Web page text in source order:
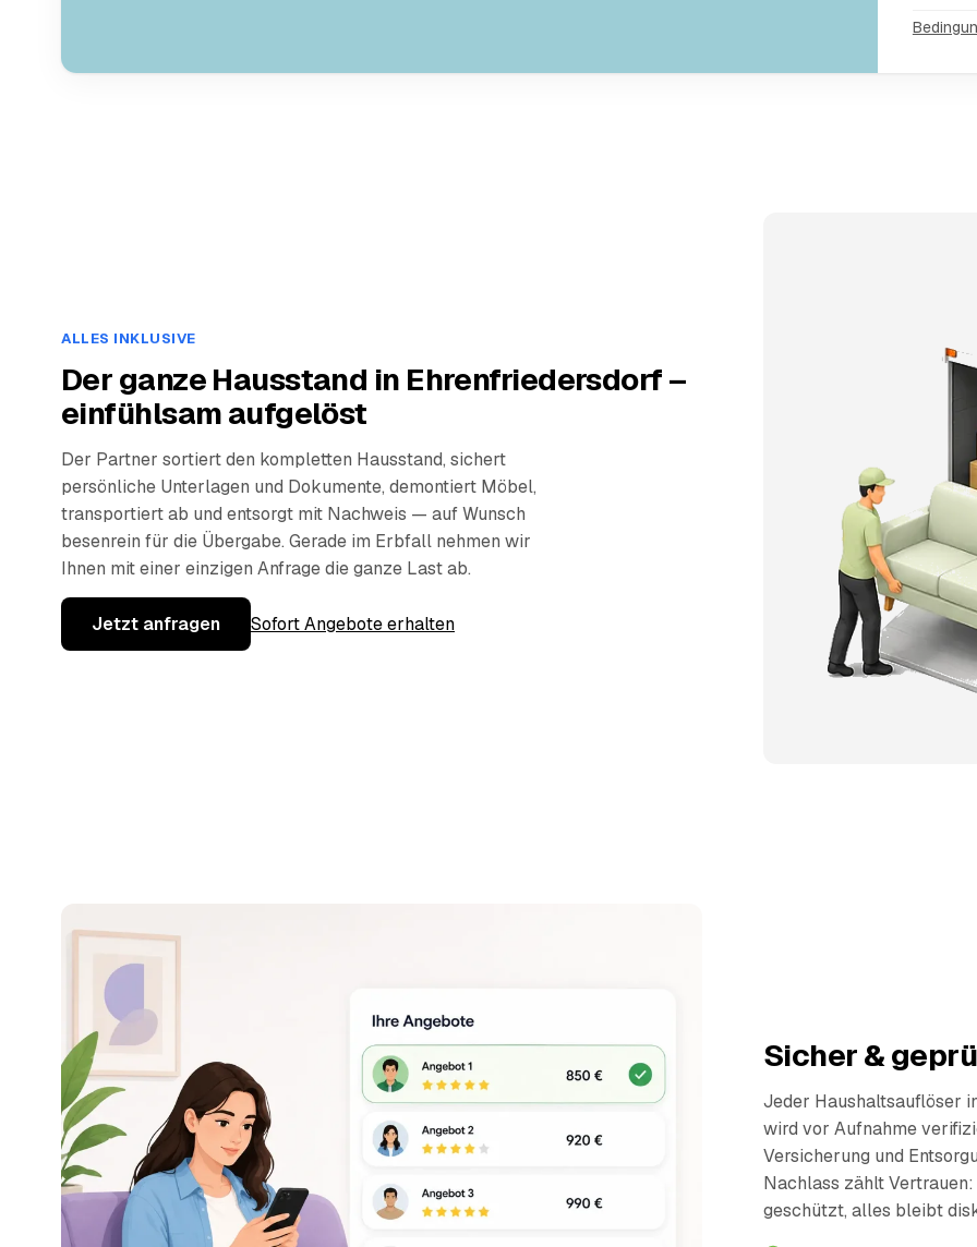
ALLES INKLUSIVE
Der ganze Hausstand in Ehrenfriedersdorf –
einfühlsam aufgelöst
Der Partner sortiert den kompletten Hausstand, sichert
persönliche Unterlagen und Dokumente, demontiert Möbel,
transportiert ab und entsorgt mit Nachweis — auf Wunsch
besenrein für die Übergabe. Gerade im Erbfall nehmen wir
Ihnen mit einer einzigen Anfrage die ganze Last ab.
Jetzt anfragen Sofort Angebote erhalten
Sicher &
Jeder Haushaltsauflöser
wird vor Aufnahme
Versicherung und
Nachlass zählt
geschützt, alles bleibt